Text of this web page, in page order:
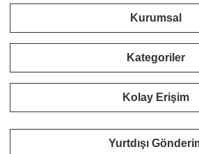
Kurumsal
Kategoriler
Kolay Erişim
Yurtdışı